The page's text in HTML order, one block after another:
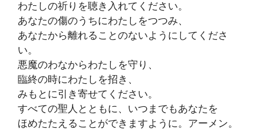
わたしの祈りを聴き入れてください。
あなたの傷のうちにわたしをつつみ、
あなたから離れることのないようにしてくださ
い。
悪魔のわなからわたしを守り、
臨終の時にわたしを招き、
みもとに引き寄せてください。
すべての聖人とともに、いつまでもあなたを
ほめたたえることができますように。アーメン。